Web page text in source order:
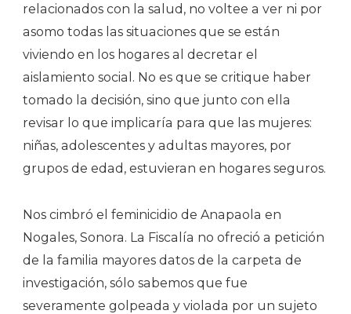
relacionados con la salud, no voltee a ver ni por
asomo todas las situaciones que se están
viviendo en los hogares al decretar el
aislamiento social. No es que se critique haber
tomado la decisión, sino que junto con ella
revisar lo que implicaría para que las mujeres:
niñas, adolescentes y adultas mayores, por
grupos de edad, estuvieran en hogares seguros.
Nos cimbró el feminicidio de Anapaola en
Nogales, Sonora. La Fiscalía no ofreció a petición
de la familia mayores datos de la carpeta de
investigación, sólo sabemos que fue
severamente golpeada y violada por un sujeto